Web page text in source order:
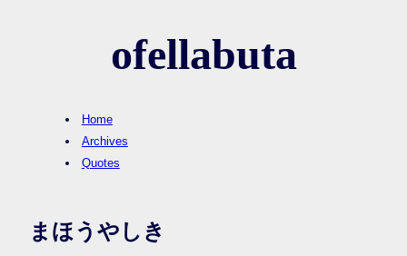
ofellabuta
Home
Archives
Quotes
まほうやしき